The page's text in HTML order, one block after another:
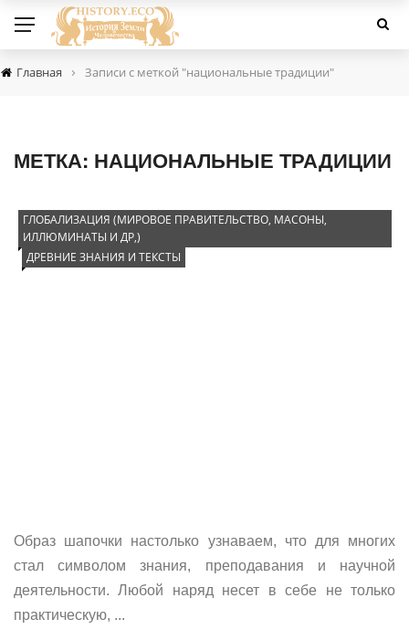
Главная › Записи с меткой "национальные традиции"
МЕТКА: НАЦИОНАЛЬНЫЕ ТРАДИЦИИ
ГЛОБАЛИЗАЦИЯ (МИРОВОЕ ПРАВИТЕЛЬСТВО, МАСОНЫ,
ИЛЛЮМИНАТЫ И ДР,)
ДРЕВНИЕ ЗНАНИЯ И ТЕКСТЫ
Образ шапочки настолько узнаваем, что для многих
стал символом знания, преподавания и научной
деятельности. Любой наряд несет в себе не только
практическую, ...